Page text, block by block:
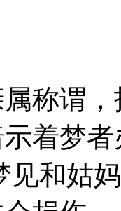
称谓
着梦
见和姑